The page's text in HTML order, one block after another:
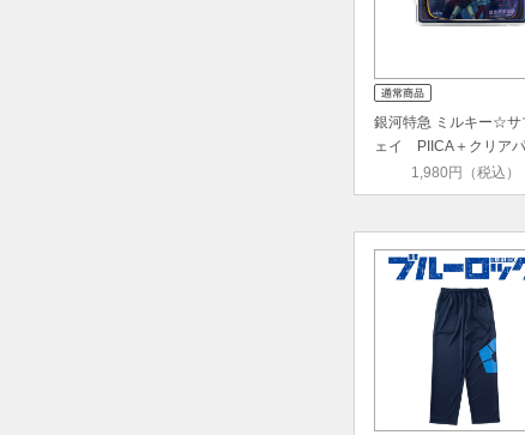
銀河特急 ミルキー☆サ
ェイ PIICA＋クリア
1,980円（税込）